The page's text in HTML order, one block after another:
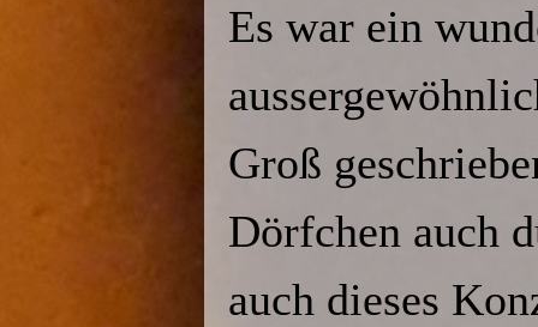
Es war ein
Groß
Dörfchen auch
auch dieses